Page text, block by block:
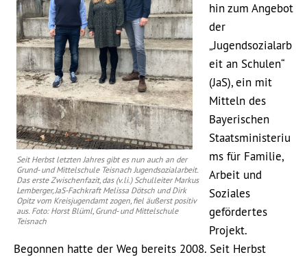
Seit Herbst letzten Jahres gibt es nun auch an der
Grund- und Mittelschule Teisnach Jugendsozialarbeit.
Das erste Zwischenfazit, das (v.li.) Schulleiter Markus
Lemberger, JaS-Fachkraft Melissa Dötsch und Dirk
Opitz vom Kreisjugendamt zogen, fiel äußerst positiv
aus. Foto: Horst Blüml, Grund- und Mittelschule
Teisnach
hin zum Angebot
der
„Jugendsozialarb
eit an Schulen“
(JaS), ein mit
Mitteln des
Bayerischen
Staatsministeriu
ms für Familie,
Arbeit und
Soziales
gefördertes
Projekt.
Begonnen hatte der Weg bereits 2008. Seit Herbst